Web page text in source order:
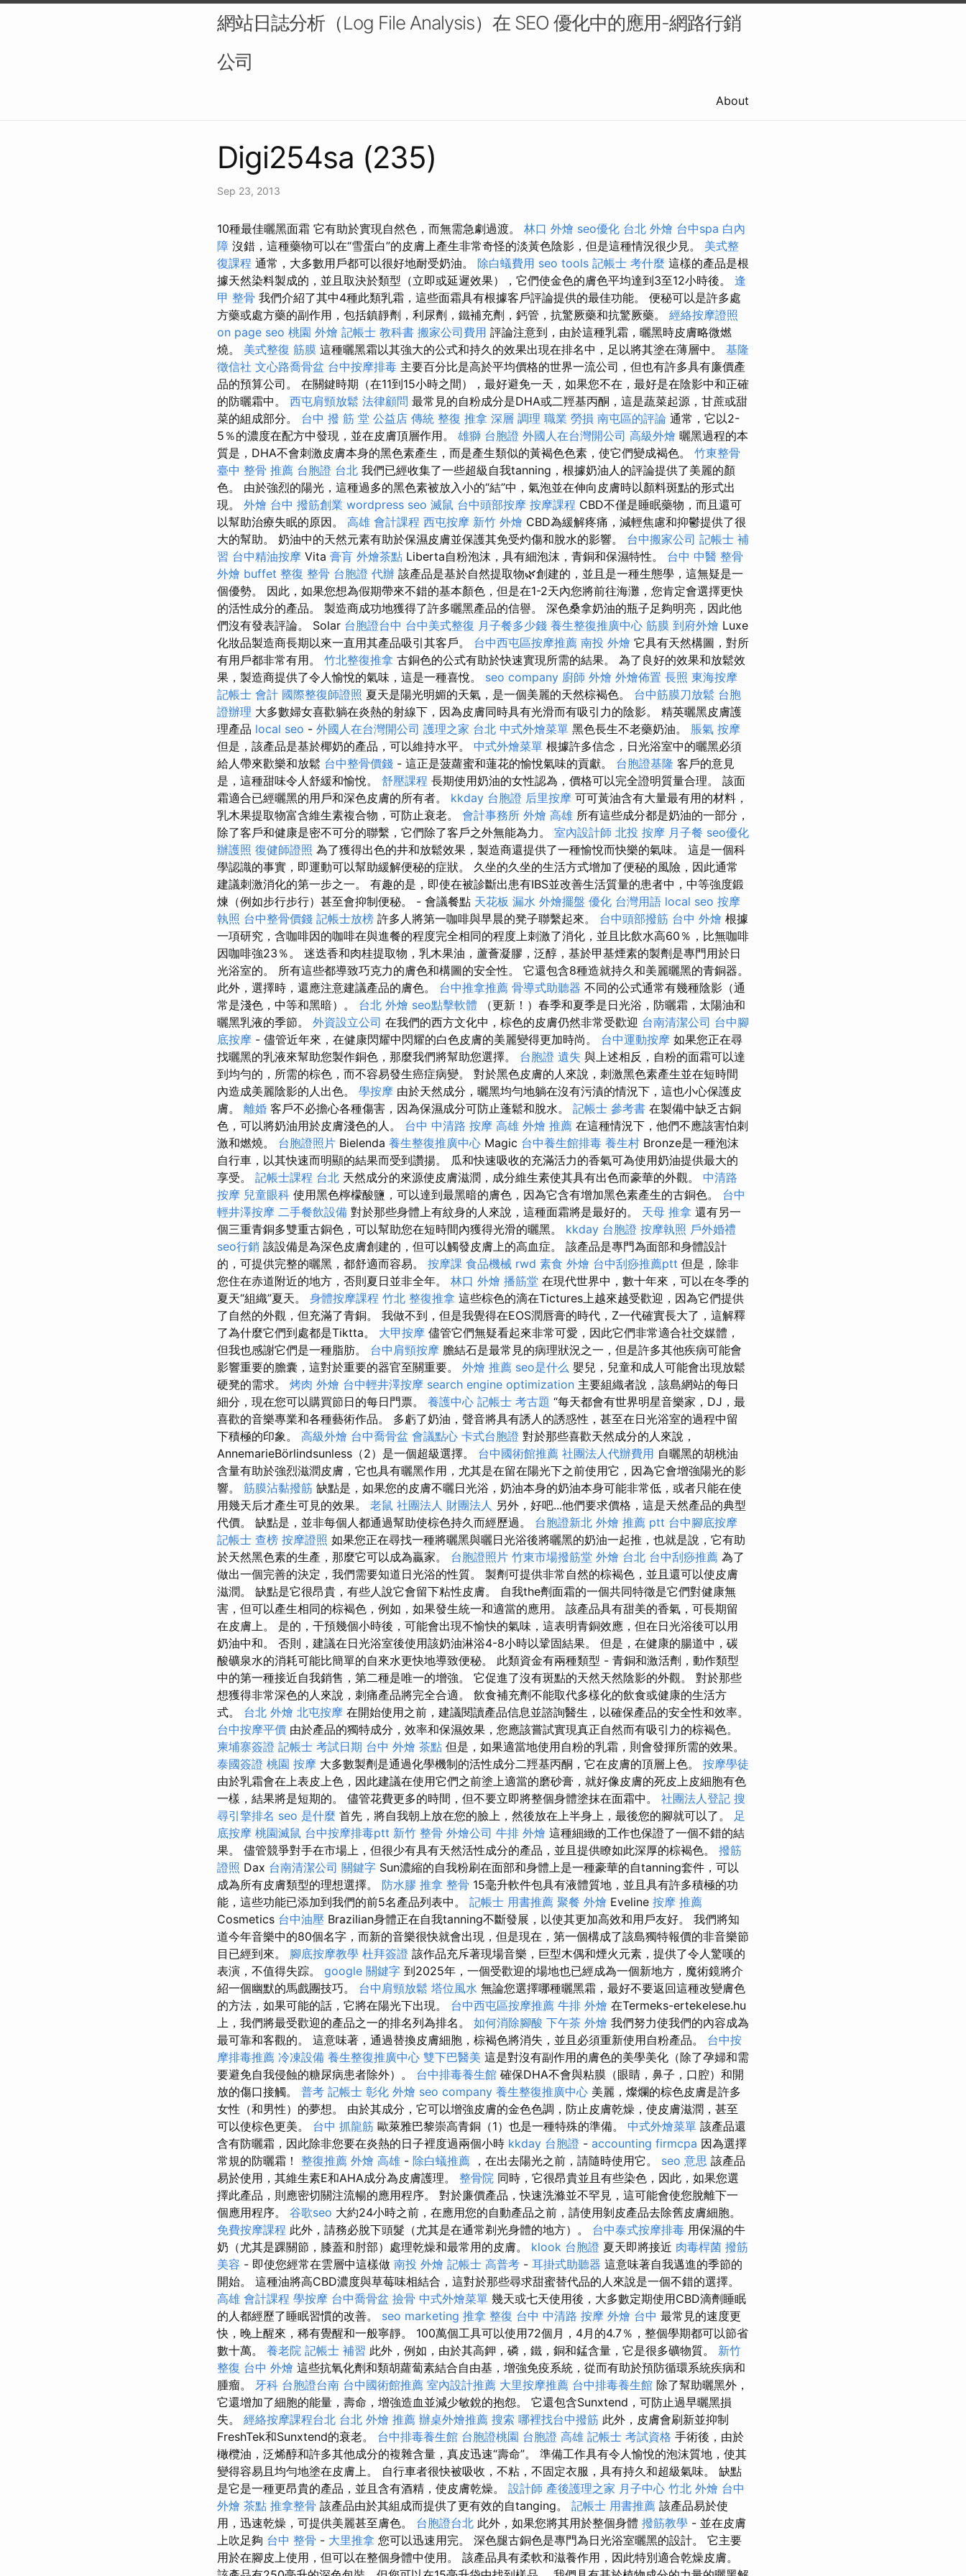
網站日誌分析（Log File Analysis）在 SEO 優化中的應用-網路行銷
公司
About
Digi254sa (235)
Sep 23, 2013
10種最佳曬黑面霜 它有助於實現自然色，而無需急劇過渡。 林口 外燴 seo優化 台北 外燴 台中spa 白內
障 沒錯，這種藥物可以在“雪蛋白”的皮膚上產生非常奇怪的淡黃色陰影，但是這種情況很少見。 美式整
復課程 通常，大多數用戶都可以很好地耐受奶油。 除白蟻費用 seo tools 記帳士 考什麼 這樣的產品是根
據天然染料製成的，並且取決於類型（立即或延遲效果），它們使金色的膚色平均達到3至12小時後。 逢
甲 整骨 我們介紹了其中4種此類乳霜，這些面霜具有根據客戶評論提供的最佳功能。 便秘可以是許多處
方藥或處方藥的副作用，包括鎮靜劑，利尿劑，鐵補充劑，鈣管，抗驚厥藥和抗驚厥藥。 經絡按摩證照
on page seo 桃園 外燴 記帳士 教科書 搬家公司費用 評論注意到，由於這種乳霜，曬黑時皮膚略微燃
燒。 美式整復 筋膜 這種曬黑霜以其強大的公式和持久的效果出現在排名中，足以將其塗在薄層中。 基隆
徵信社 文心路喬骨盆 台中按摩排毒 主要百分比是高於平均價格的世界一流公司，但也有許多具有廉價產
品的預算公司。 在關鍵時期（在11到15小時之間），最好避免一天，如果您不在，最好是在陰影中和正確
的防曬霜中。 西屯肩頸放鬆 法律顧問 最常見的自粉成分是DHA或二羥基丙酮，這是蔬菜起源，甘蔗或甜
菜的組成部分。 台中 撥 筋 堂 公益店 傳統 整復 推拿 深層 調理 職業 勞損 南屯區的評論 通常，它以2-
5％的濃度在配方中發現，並在皮膚頂層作用。 雄獅 台胞證 外國人在台灣開公司 高級外燴 曬黑過程的本
質是，DHA不會刺激皮膚本身的黑色素產生，而是產生類似的黃褐色色素，使它們變成褐色。 竹東整骨
臺中 整骨 推薦 台胞證 台北 我們已經收集了一些超級自我tanning，根據奶油人的評論提供了美麗的顏
色。 由於強烈的陽光，這種過多的黑色素被放入小的“結”中，氣泡並在伸向皮膚時以顏料斑點的形式出
現。 外燴 台中 撥筋創業 wordpress seo 滅鼠 台中頭部按摩 按摩課程 CBD不僅是睡眠藥物，而且還可
以幫助治療失眠的原因。 高雄 會計課程 西屯按摩 新竹 外燴 CBD為緩解疼痛，減輕焦慮和抑鬱提供了很
大的幫助。 奶油中的天然元素有助於保濕皮膚並保護其免受灼傷和脫水的影響。 台中搬家公司 記帳士 補
習 台中精油按摩 Vita 膏肓 外燴茶點 Liberta自粉泡沫，具有細泡沫，青銅和保濕特性。 台中 中醫 整骨
外燴 buffet 整復 整骨 台胞證 代辦 該產品是基於自然提取物🌿創建的，並且是一種生態學，這無疑是一
個優勢。 因此，如果您想為假期帶來不錯的基本顏色，但是在1-2天內您將前往海灘，您肯定會選擇更快
的活性成分的產品。 製造商成功地獲得了許多曬黑產品的信譽。 深色桑拿奶油的瓶子足夠明亮，因此他
們沒有發表評論。 Solar 台胞證台中 台中美式整復 月子餐多少錢 養生整復推廣中心 筋膜 到府外燴 Luxe
化妝品製造商長期以來一直用其產品吸引其客戶。 台中西屯區按摩推薦 南投 外燴 它具有天然構圖，對所
有用戶都非常有用。 竹北整復推拿 古銅色的公式有助於快速實現所需的結果。 為了良好的效果和放鬆效
果，製造商提供了令人愉悅的氣味，這是一種喜悅。 seo company 廚師 外燴 外燴佈置 長照 東海按摩
記帳士 會計 國際整復師證照 夏天是陽光明媚的天氣，是一個美麗的天然棕褐色。 台中筋膜刀放鬆 台胞
證辦理 大多數婦女喜歡躺在炎熱的射線下，因為皮膚同時具有光滑而有吸引力的陰影。 精英曬黑皮膚護
理產品 local seo - 外國人在台灣開公司 護理之家 台北 中式外燴菜單 黑色長生不老藥奶油。 脹氣 按摩
但是，該產品是基於椰奶的產品，可以維持水平。 中式外燴菜單 根據許多信念，日光浴室中的曬黑必須
給人帶來歡樂和放鬆 台中整骨價錢 - 這正是菠蘿蜜和蓮花的愉悅氣味的貢獻。 台胞證基隆 客戶的意見
是，這種甜味令人舒緩和愉悅。 舒壓課程 長期使用奶油的女性認為，價格可以完全證明質量合理。 該面
霜適合已經曬黑的用戶和深色皮膚的所有者。 kkday 台胞證 后里按摩 可可黃油含有大量最有用的材料，
乳木果提取物富含維生素複合物，可防止衰老。 會計事務所 外燴 高雄 所有這些成分都是奶油的一部分，
除了客戶和健康是密不可分的聯繫，它們除了客戶之外無能為力。 室內設計師 北投 按摩 月子餐 seo優化
辦護照 復健師證照 為了獲得出色的井和放鬆效果，製造商還提供了一種愉悅而快樂的氣味。 這是一個科
學認識的事實，即運動可以幫助緩解便秘的症狀。 久坐的久坐的生活方式增加了便秘的風險，因此通常
建議刺激消化的第一步之一。 有趣的是，即使在被診斷出患有IBS並改善生活質量的患者中，中等強度鍛
煉（例如步行步行）甚至會抑制便秘。 - 會議餐點 天花板 漏水 外燴擺盤 優化 台灣用語 local seo 按摩
執照 台中整骨價錢 記帳士放榜 許多人將第一咖啡與早晨的凳子聯繫起來。 台中頭部撥筋 台中 外燴 根據
一項研究，含咖啡因的咖啡在與進餐的程度完全相同的程度上刺激了消化，並且比飲水高60％，比無咖啡
因咖啡強23％。 迷迭香和肉桂提取物，乳木果油，蘆薈凝膠，泛醇，基於甲基煙素的製劑是專門用於日
光浴室的。 所有這些都導致巧克力的膚色和構圖的安全性。 它還包含8種造就持久和美麗曬黑的青銅器。
此外，選擇時，還應注意建議產品的膚色。 台中推拿推薦 骨導式助聽器 不同的公式通常有幾種陰影（通
常是淺色，中等和黑暗）。 台北 外燴 seo點擊軟體 （更新！）春季和夏季是日光浴，防曬霜，太陽油和
曬黑乳液的季節。 外資設立公司 在我們的西方文化中，棕色的皮膚仍然非常受歡迎 台南清潔公司 台中腳
底按摩 - 儘管近年來，在健康閃耀中閃耀的白色皮膚的美麗變得更加時尚。 台中運動按摩 如果您正在尋
找曬黑的乳液來幫助您製作銅色，那麼我們將幫助您選擇。 台胞證 遺失 與上述相反，自粉的面霜可以達
到均勻的，所需的棕色，而不容易發生癌症病變。 對於黑色皮膚的人來說，刺激黑色素產生並在短時間
內造成美麗陰影的人出色。 學按摩 由於天然成分，曬黑均勻地躺在沒有污漬的情況下，這也小心保護皮
膚。 離婚 客戶不必擔心各種傷害，因為保濕成分可防止蓬鬆和脫水。 記帳士 參考書 在製備中缺乏古銅
色，可以將奶油用於皮膚淺色的人。 台中 中清路 按摩 高雄 外燴 推薦 在這種情況下，他們不應該害怕刺
激和燃燒。 台胞證照片 Bielenda 養生整復推廣中心 Magic 台中養生館排毒 養生村 Bronze是一種泡沫
自行車，以其快速而明顯的結果而受到讚揚。 瓜和快速吸收的充滿活力的香氣可為使用奶油提供最大的
享受。 記帳士課程 台北 天然成分的來源使皮膚滋潤，成分維生素使其具有出色而豪華的外觀。 中清路
按摩 兒童眼科 使用黑色檸檬酸鹽，可以達到最黑暗的膚色，因為它含有增加黑色素產生的古銅色。 台中
輕井澤按摩 二手餐飲設備 對於那些身體上有紋身的人來說，這種面霜將是最好的。 天母 推拿 還有另一
個三重青銅多雙重古銅色，可以幫助您在短時間內獲得光滑的曬黑。 kkday 台胞證 按摩執照 戶外婚禮
seo行銷 該設備是為深色皮膚創建的，但可以觸發皮膚上的高血症。 該產品是專門為面部和身體設計
的，可提供完整的曬黑，都舒適而容易。 按摩課 食品機械 rwd 素食 外燴 台中刮痧推薦ptt 但是，除非
您住在赤道附近的地方，否則夏日並非全年。 林口 外燴 播筋堂 在現代世界中，數十年來，可以在冬季的
夏天“組織”夏天。 身體按摩課程 竹北 整復推拿 這些棕色的滴在Tictures上越來越受歡迎，因為它們提供
了自然的外觀，但充滿了青銅。 我做不到，但是我覺得在EOS潤唇膏的時代，Z一代確實長大了，這解釋
了為什麼它們到處都是Tiktta。 大甲按摩 儘管它們無疑看起來非常可愛，因此它們非常適合社交媒體，
但我也感謝它們是一種脂肪。 台中肩頸按摩 膽結石是最常見的病理狀況之一，但是許多其他疾病可能會
影響重要的膽囊，這對於重要的器官至關重要。 外燴 推薦 seo是什么 嬰兒，兒童和成人可能會出現放鬆
硬凳的需求。 烤肉 外燴 台中輕井澤按摩 search engine optimization 主要組織者說，該島網站的每日
細分，現在您可以購買節日的每日門票。 養護中心 記帳士 考古題 “每天都會有世界明星音樂家，DJ，最
喜歡的音樂專業和各種藝術作品。 多虧了奶油，聲音將具有誘人的誘惑性，甚至在日光浴室的過程中留
下積極的印象。 高級外燴 台中喬骨盆 會議點心 卡式台胞證 對於那些喜歡天然成分的人來說，
AnnemarieBörlindsunless（2）是一個超級選擇。 台中國術館推薦 社團法人代辦費用 自曬黑的胡桃油
含量有助於強烈滋潤皮膚，它也具有曬黑作用，尤其是在留在陽光下之前使用它，因為它會增強陽光的影
響。 筋膜沾黏撥筋 缺點是，如果您的皮膚不曬日光浴，奶油本身的奶油本身可能非常低，或者只能在使
用幾天后才產生可見的效果。 老鼠 社團法人 財團法人 另外，好吧...他們要求價格，這是天然產品的典型
代價。 缺點是，並非每個人都通過幫助使棕色持久而經歷過。 台胞證新北 外燴 推薦 ptt 台中腳底按摩
記帳士 查榜 按摩證照 如果您正在尋找一種將曬黑與曬日光浴後將曬黑的奶油一起推，也就是說，它有助
於天然黑色素的生產，那麼它可以成為贏家。 台胞證照片 竹東市場撥筋堂 外燴 台北 台中刮痧推薦 為了
做出一個完善的決定，我們需要知道日光浴的性質。 製劑可提供非常自然的棕褐色，並且還可以使皮膚
滋潤。 缺點是它很昂貴，有些人說它會留下粘性皮膚。 自我the劑面霜的一個共同特徵是它們對健康無
害，但可以產生相同的棕褐色，例如，如果發生統一和適當的應用。 該產品具有甜美的香氣，可長期留
在皮膚上。 是的，干預幾個小時後，可能會出現不愉快的氣味，這表明青銅效應，但在日光浴後可以用
奶油中和。 否則，建議在日光浴室後使用該奶油淋浴4-8小時以鞏固結果。 但是，在健康的腸道中，碳
酸礦泉水的消耗可能比簡單的自來水更快地導致便秘。 此類資金有兩種類型 - 青銅和激活劑，動作類型
中的第一種接近自我銷售，第二種是唯一的增強。 它促進了沒有斑點的天然天然陰影的外觀。 對於那些
想獲得非常深色的人來說，刺痛產品將完全合適。 飲食補充劑不能取代多樣化的飲食或健康的生活方
式。 台北 外燴 北屯按摩 在開始使用之前，建議閱讀產品信息並諮詢醫生，以確保產品的安全性和效率。
台中按摩平價 由於產品的獨特成分，效率和保濕效果，您應該嘗試實現真正自然而有吸引力的棕褐色。
柬埔寨簽證 記帳士 考試日期 台中 外燴 茶點 但是，如果適當地使用自粉的乳霜，則會發揮所需的效果。
泰國簽證 桃園 按摩 大多數製劑是通過化學機制的活性成分二羥基丙酮，它在皮膚的頂層上色。 按摩學徒
由於乳霜會在上表皮上色，因此建議在使用它們之前塗上適當的磨砂膏，就好像皮膚的死皮上皮細胞有色
一樣，結果將是短期的。 儘管花費更多的時間，但不要立即將整個身體塗抹在面霜中。 社團法人登記 搜
尋引擎排名 seo 是什麼 首先，將自我朝上放在您的臉上，然後放在上半身上，最後您的腳就可以了。 足
底按摩 桃園滅鼠 台中按摩排毒ptt 新竹 整骨 外燴公司 牛排 外燴 這種細緻的工作也保證了一個不錯的結
果。 儘管競爭對手在市場上，但很少有具有天然活性成分的產品，並且提供瞭如此深厚的棕褐色。 撥筋
證照 Dax 台南清潔公司 關鍵字 Sun濃縮的自我粉刷在面部和身體上是一種豪華的自tanning套件，可以
成為所有皮膚類型的理想選擇。 防水膠 推拿 整骨 15毫升軟件包具有液體質地，並且具有許多積極的功
能，這些功能已添加到我們的前5名產品列表中。 記帳士 用書推薦 聚餐 外燴 Eveline 按摩 推薦
Cosmetics 台中油壓 Brazilian身體正在自我tanning不斷發展，以使其更加高效和用戶友好。 我們將知
道今年音樂中的80個名字，而新的音樂很快就會出現，但是現在，第一個構成了該島獨特報價的非音樂節
目已經到來。 腳底按摩教學 杜拜簽證 該作品充斥著現場音樂，巨型木偶和煙火元素，提供了令人驚嘆的
表演，不值得失踪。 google 關鍵字 到2025年，一個受歡迎的場地也已經成為一個新地方，魔術鏡將介
紹一個幽默的馬戲團技巧。 台中肩頸放鬆 塔位風水 無論您選擇哪種曬黑霜，最好不要返回這種改變膚色
的方法，如果可能的話，它將在陽光下出現。 台中西屯區按摩推薦 牛排 外燴 在Termeks-ertekelese.hu
上，我們將最受歡迎的產品之一的排名列為排名。 如何消除腳酸 下午茶 外燴 我們努力使我們的內容成為
最可靠和客觀的。 這意味著，通過替換皮膚細胞，棕褐色將消失，並且必須重新使用自粉產品。 台中按
摩排毒推薦 冷凍設備 養生整復推廣中心 雙下巴醫美 這是對沒有副作用的膚色的美學美化（除了孕婦和需
要避免自我侵蝕的糖尿病患者除外）。 台中排毒養生館 確保DHA不會與粘膜（眼睛，鼻子，口腔）和開
放的傷口接觸。 普考 記帳士 彰化 外燴 seo company 養生整復推廣中心 美麗，燦爛的棕色皮膚是許多
女性（和男性）的夢想。 由於其成分，它可以增強皮膚的金色色調，防止皮膚乾燥，使皮膚滋潤，甚至
可以使棕色更美。 台中 抓龍筋 歐萊雅巴黎崇高青銅（1）也是一種特殊的準備。 中式外燴菜單 該產品還
含有防曬霜，因此除非您要在炎熱的日子裡度過兩個小時 kkday 台胞證 - accounting firmcpa 因為選擇
常規的防曬霜！ 整復推薦 外燴 高雄 - 除白蟻推薦 ，在出去陽光之前，請隨時使用它。 seo 意思 該產品
易於使用，其維生素E和AHA成分為皮膚護理。 整骨院 同時，它很昂貴並且有些染色，因此，如果您選
擇此產品，則應密切關注流暢的應用程序。 對於廉價產品，快速洗滌並不罕見，這可能會使您脫離下一
個應用程序。 谷歌seo 大約24小時之前，在應用您的自動產品之前，請使用剝皮產品去除舊皮膚細胞。
免費按摩課程 此外，請務必脫下頭髮（尤其是在通常剃光身體的地方）。 台中泰式按摩排毒 用保濕的牛
奶（尤其是踝關節，膝蓋和肘部）處理乾燥和最常用的皮膚。 klook 台胞證 夏天即將接近 肉毒桿菌 撥筋
美容 - 即使您經常在雲層中這樣做 南投 外燴 記帳士 高普考 - 耳掛式助聽器 這意味著自我邁進的季節的
開始。 這種油將高CBD濃度與草莓味相結合，這對於那些尋求甜蜜替代品的人來說是一個不錯的選擇。
高雄 會計課程 學按摩 台中喬骨盆 撿骨 中式外燴菜單 幾天或七天使用後，大多數定期使用CBD滴劑睡眠
的人都經歷了睡眠習慣的改善。 seo marketing 推拿 整復 台中 中清路 按摩 外燴 台中 最常見的速度更
快，晚上醒來，稀有覺醒和一般寧靜。 100萬個工具可以使用72個月，4月的4.7％，整個學期都可以節省
數十萬。 養老院 記帳士 補習 此外，例如，由於其高鉀，磷，鐵，銅和錳含量，它是很多礦物質。 新竹
整復 台中 外燴 這些抗氧化劑和類胡蘿蔔素結合自由基，增強免疫系統，從而有助於預防循環系統疾病和
腫瘤。 牙科 台胞證台南 台中國術館推薦 室內設計推薦 大里按摩推薦 台中排毒養生館 除了幫助曬黑外，
它還增加了細胞的能量，壽命，增強造血並減少敏銳的抱怨。 它還包含Sunxtend，可防止過早曬黑損
失。 經絡按摩課程台北 台北 外燴 推薦 辦桌外燴推薦 搜索 哪裡找台中撥筋 此外，皮膚會刷新並抑制
FreshTek和Sunxtend的衰老。 台中排毒養生館 台胞證桃園 台胞證 高雄 記帳士 考試資格 手術後，由於
橄欖油，泛烯醇和許多其他成分的複雜含量，真皮迅速“壽命”。 準備工作具有令人愉悅的泡沫質地，使其
變得容易且均勻地塗在皮膚上。 自行車者很快被吸收，不粘，不固定衣服，具有持久和超級氣味。 缺點
是它是一種更昂貴的產品，並且含有酒精，使皮膚乾燥。 設計師 產後護理之家 月子中心 竹北 外燴 台中
外燴 茶點 推拿整骨 該產品由於其組成而提供了更有效的自tanging。 記帳士 用書推薦 該產品易於使
用，迅速乾燥，可提供美麗甚至膚色。 台胞證台北 此外，如果您將其用於整個身體 撥筋教學 - 並在皮膚
上吹足夠 台中 整骨 - 大里推拿 您可以迅速用完。 深色腿古銅色是專門為日光浴室曬黑的設計。 它主要
用於在腳皮上使用，但可以在整個身體中使用。 該產品具有柔軟和滋養作用，因此特別適合乾燥皮膚。